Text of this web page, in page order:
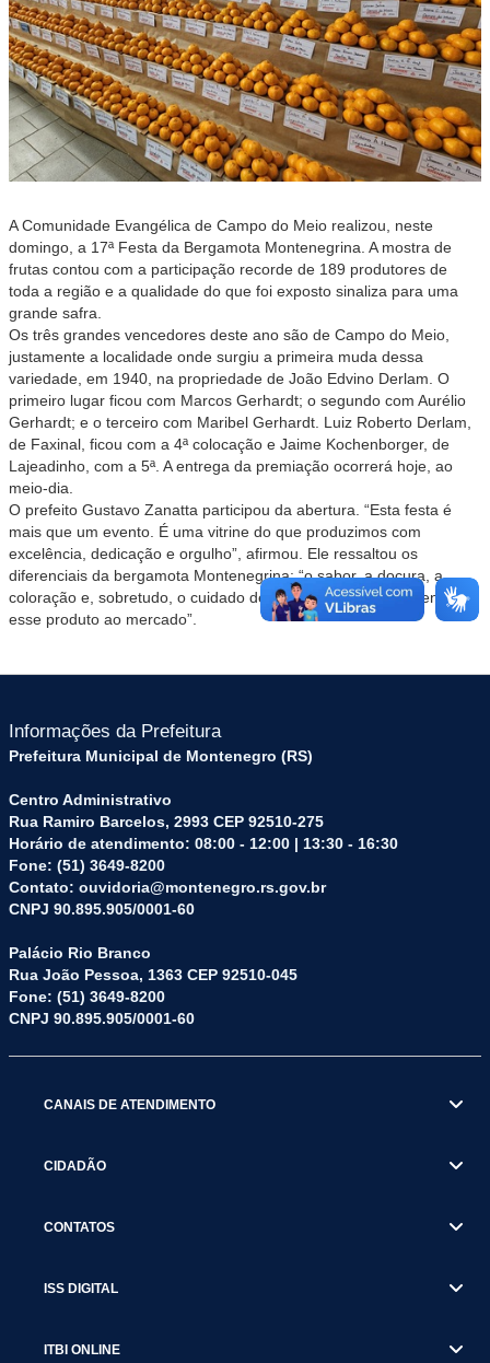
A Comunidade Evangélica de Campo do Meio realizou, neste
domingo, a 17ª Festa da Bergamota Montenegrina. A mostra de
frutas contou com a participação recorde de 189 produtores de
toda a região e a qualidade do que foi exposto sinaliza para uma
grande safra.
Os três grandes vencedores deste ano são de Campo do Meio,
justamente a localidade onde surgiu a primeira muda dessa
variedade, em 1940, na propriedade de João Edvino Derlam. O
primeiro lugar ficou com Marcos Gerhardt; o segundo com Aurélio
Gerhardt; e o terceiro com Maribel Gerhardt. Luiz Roberto Derlam,
de Faxinal, ficou com a 4ª colocação e Jaime Kochenborger, de
Lajeadinho, com a 5ª. A entrega da premiação ocorrerá hoje, ao
meio-dia.
O prefeito Gustavo Zanatta participou da abertura. “Esta festa é
mais que um evento. É uma vitrine do que produzimos com
excelência, dedicação e orgulho”, afirmou. Ele ressaltou os
diferenciais da bergamota Montenegrina: “o sabor, a doçura, a
coloração e, sobretudo, o cuidado de quem planta, colhe e entrega
esse produto ao mercado”.
Informações da Prefeitura
Prefeitura Municipal de Montenegro (RS)
Centro Administrativo
Rua Ramiro Barcelos, 2993 CEP 92510-275
Horário de atendimento: 08:00 - 12:00 | 13:30 - 16:30
Fone: (51) 3649-8200
Contato: ouvidoria@montenegro.rs.gov.br
CNPJ 90.895.905/0001-60
Palácio Rio Branco
Rua João Pessoa, 1363 CEP 92510-045
Fone: (51) 3649-8200
CNPJ 90.895.905/0001-60
CANAIS DE ATENDIMENTO
CIDADÃO
CONTATOS
ISS DIGITAL
ITBI ONLINE